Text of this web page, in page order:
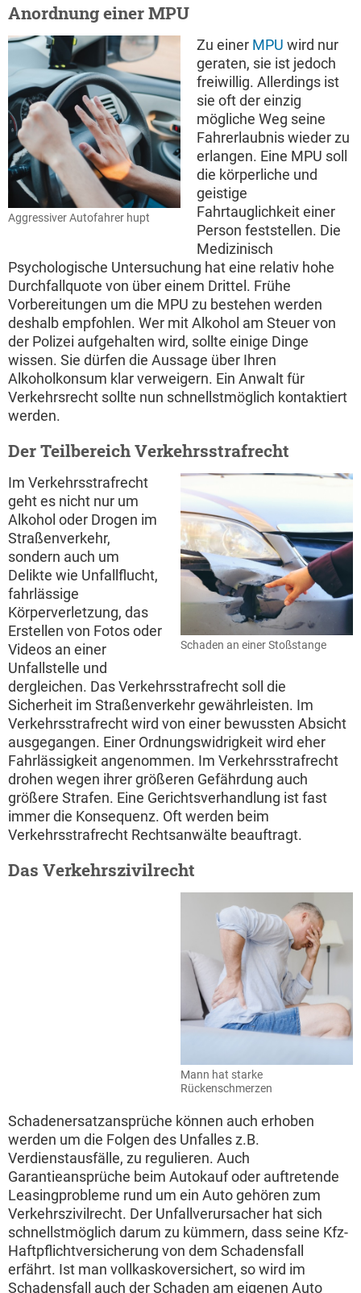
Anordnung einer MPU
Aggressiver Autofahrer hupt
Zu einer MPU wird nur
geraten, sie ist jedoch
freiwillig. Allerdings ist
sie oft der einzig
mögliche Weg seine
Fahrerlaubnis wieder zu
erlangen. Eine MPU soll
die körperliche und
geistige
Fahrtauglichkeit einer
Person feststellen. Die
Medizinisch
Psychologische Untersuchung hat eine relativ hohe
Durchfallquote von über einem Drittel. Frühe
Vorbereitungen um die MPU zu bestehen werden
deshalb empfohlen. Wer mit Alkohol am Steuer von
der Polizei aufgehalten wird, sollte einige Dinge
wissen. Sie dürfen die Aussage über Ihren
Alkoholkonsum klar verweigern. Ein Anwalt für
Verkehrsrecht sollte nun schnellstmöglich kontaktiert
werden.
Der Teilbereich Verkehrsstrafrecht
Schaden an einer Stoßstange
Im Verkehrsstrafrecht
geht es nicht nur um
Alkohol oder Drogen im
Straßenverkehr,
sondern auch um
Delikte wie Unfallflucht,
fahrlässige
Körperverletzung, das
Erstellen von Fotos oder
Videos an einer
Unfallstelle und
dergleichen. Das Verkehrsstrafrecht soll die
Sicherheit im Straßenverkehr gewährleisten. Im
Verkehrsstrafrecht wird von einer bewussten Absicht
ausgegangen. Einer Ordnungswidrigkeit wird eher
Fahrlässigkeit angenommen. Im Verkehrsstrafrecht
drohen wegen ihrer größeren Gefährdung auch
größere Strafen. Eine Gerichtsverhandlung ist fast
immer die Konsequenz. Oft werden beim
Verkehrsstrafrecht Rechtsanwälte beauftragt.
Das Verkehrszivilrecht
Mann hat starke
Rückenschmerzen
Schadenersatzansprüche können auch erhoben
werden um die Folgen des Unfalles z.B.
Verdienstausfälle, zu regulieren. Auch
Garantieansprüche beim Autokauf oder auftretende
Leasingprobleme rund um ein Auto gehören zum
Verkehrszivilrecht. Der Unfallverursacher hat sich
schnellstmöglich darum zu kümmern, dass seine Kfz-
Haftpflichtversicherung von dem Schadensfall
erfährt. Ist man vollkaskoversichert, so wird im
Schadensfall auch der Schaden am eigenen Auto